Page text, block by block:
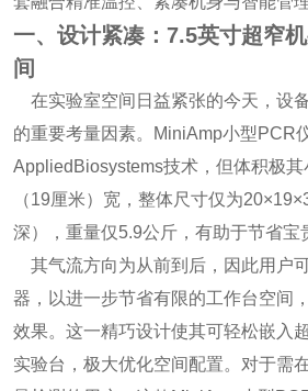
一、设计紧凑：7.5英寸超窄
间
在实验室空间日益紧张的今天，设
的重要考量因素。MiniAmp小型PCR
AppliedBiosystems技术，但体积极
（19厘米）宽，整体尺寸仅为
深），重量仅5.9公斤，有助于节省宝
其气流方向为从前到后，因此用户
器，以进一步节省有限的工作台空间
效果。这一精巧设计使其可轻松嵌入
实验台，极大优化空间配置。对于需